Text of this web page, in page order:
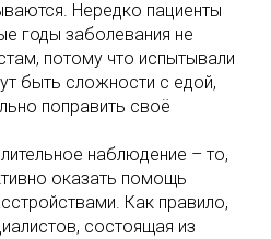
Нередко пациенты
годы заболевания не
потому что испытывали
быть сложности с едой,
поправить своё
наблюдение – то,
оказать помощь
Как правило,
состоящая из